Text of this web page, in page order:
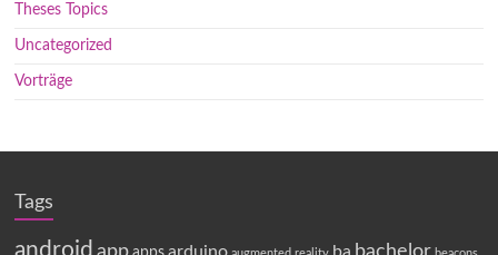
Theses Topics
Uncategorized
Vorträge
Tags
android app arduino ba bachelor